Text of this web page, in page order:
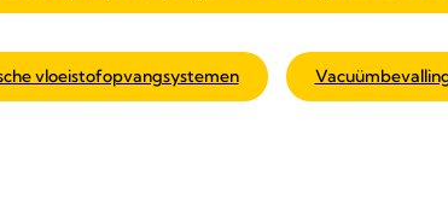
vloeistofopvangsystemen